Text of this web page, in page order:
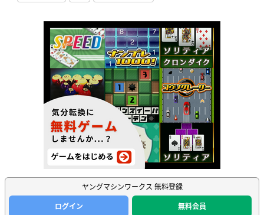
ヤングマシンワークス 無料登録
ログイン
無料会員